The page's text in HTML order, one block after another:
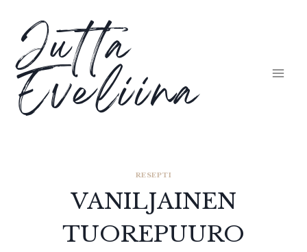
sisältöön
Jutta
Eveliina
RESEPTI
VANILJAINEN
TUOREPUURO